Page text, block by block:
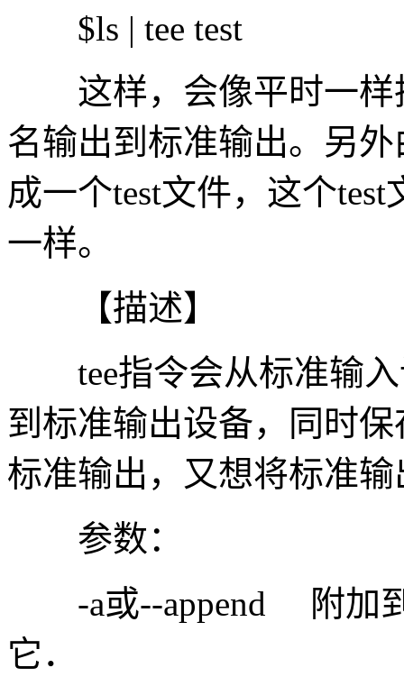
$ls | tee test
这样，会像平时一样
名输出到标准输出。另
成一个test文件，这个
一样。
【描述】
tee指令会从标准输入
到标准输出设备，同时
标准输出，又想将标准
参数：
-a或--append 附加到
它．